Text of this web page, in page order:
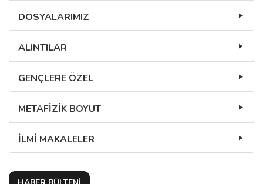
DOSYALARIMIZ
ALINTILAR
GENÇLERE ÖZEL
METAFİZİK BOYUT
İLMİ MAKALELER